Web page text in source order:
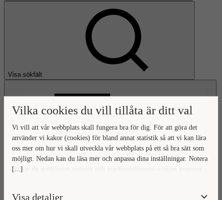
Vilka cookies du vill tillåta är ditt val
[...]
Vi vill att vår webbplats skall fungera bra för dig. För att göra det
använder vi kakor (cookies) för bland annat statistik så att vi kan lära
oss mer om hur vi skall utveckla vår webbplats på ett så bra sätt som
möjligt. Nedan kan du läsa mer och anpassa dina inställningar. Notera
att när du godkänner statistik och marknadsförings-cookies kommer
Visa detaljer
Visa sökfält
Gå till startsidan